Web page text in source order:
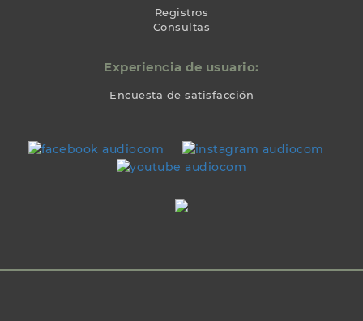
Registros
Consultas
Experiencia de usuario:
Encuesta de satisfacción